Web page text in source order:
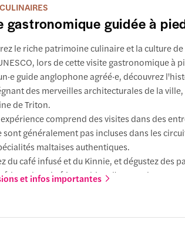
gastronomique guidée à
le riche patrimoine culinaire et la culture de
lors de cette visite gastronomique à
guide anglophone agréé·e, découvrez
des merveilles architecturales de la
de Triton.
comprend des visites dans des
sont généralement pas incluses dans les
maltaises authentiques.
du café infusé et du Kinnie, et dégustez des
frites, du pain ftira, et bien d'autres choses
et infos importantes